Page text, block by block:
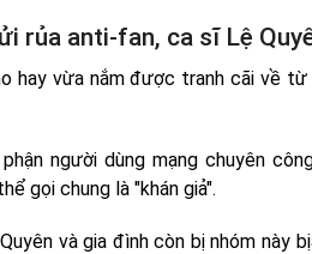
rủa anti-fan, ca sĩ Lệ
hay vừa nắm được tranh cãi về
người dùng mạng chuyên
gọi chung là "khán giả".
và gia đình còn bị nhóm này